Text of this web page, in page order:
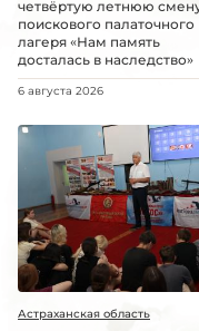
четвёртую летнюю
поискового палаточного
лагеря «Нам память
досталась в наследство»
6 августа 2026
Астраханская область